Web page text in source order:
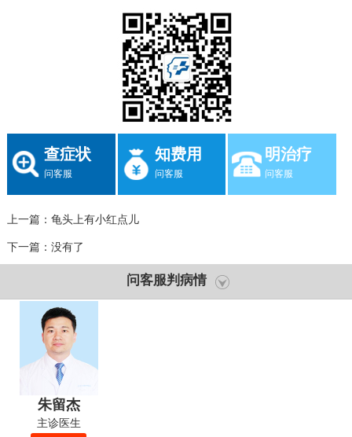
查症状
问客服
知费用
问客服
明治疗
问客服
上一篇： 龟头上有小红点儿
下一篇：没有了
问客服判病情
朱留杰
主诊医生